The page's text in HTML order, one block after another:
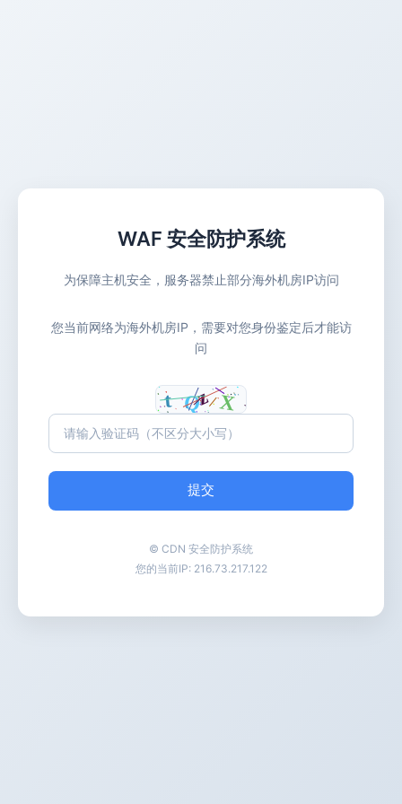
WAF 安全防护系统
为保障主机安全，服务器禁止部分海外机房IP访问
您当前网络为海外机房IP，需要对您身份鉴定后才能访
问
提交
© CDN 安全防护系统
您的当前IP: 216.73.217.122